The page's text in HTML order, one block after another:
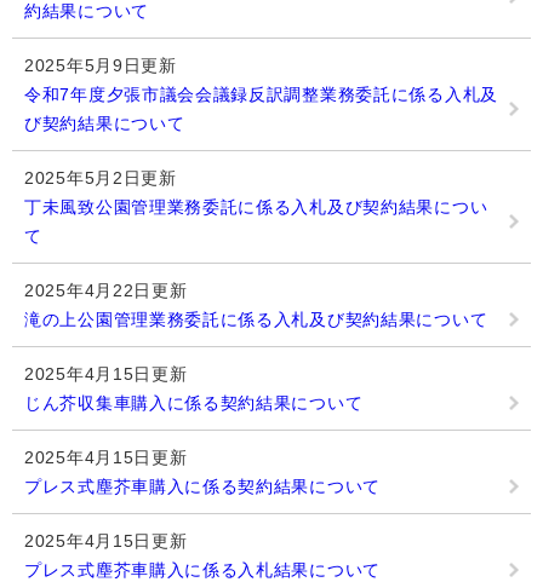
約結果について
2025年5月9日更新
令和7年度夕張市議会会議録反訳調整業務委託に係る入札及
び契約結果について
2025年5月2日更新
丁未風致公園管理業務委託に係る入札及び契約結果につい
て
2025年4月22日更新
滝の上公園管理業務委託に係る入札及び契約結果について
2025年4月15日更新
じん芥収集車購入に係る契約結果について
2025年4月15日更新
プレス式塵芥車購入に係る契約結果について
2025年4月15日更新
プレス式塵芥車購入に係る入札結果について